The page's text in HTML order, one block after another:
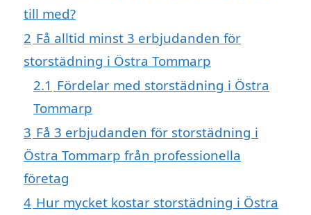
till med?
2 Få alltid minst 3 erbjudanden för
storstädning i Östra Tommarp
2.1 Fördelar med storstädning i Östra
Tommarp
3 Få 3 erbjudanden för storstädning i
Östra Tommarp från professionella
företag
4 Hur mycket kostar storstädning i Östra